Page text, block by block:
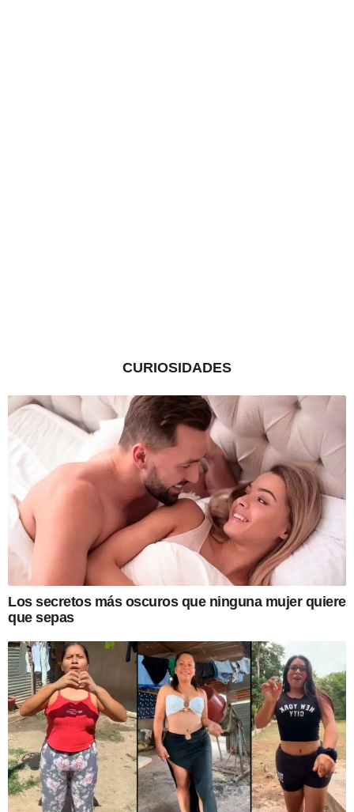
CURIOSIDADES
Los secretos más oscuros que ninguna mujer quiere
que sepas